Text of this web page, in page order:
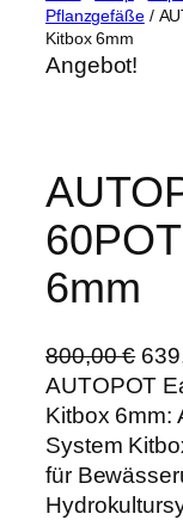
Pflanzgefäße/
Kitbox 6mm
Angebot!
6mm
800,00€ U
r
s
p
r
ü
AUTOPOT
Kitbox 6mm:
System
für